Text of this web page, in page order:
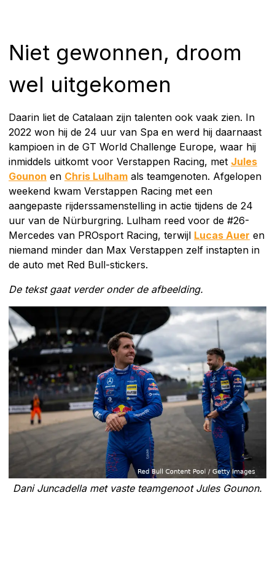
Niet gewonnen, droom
wel uitgekomen
Daarin liet de Catalaan zijn talenten ook vaak zien. In
2022 won hij de 24 uur van Spa en werd hij daarnaast
kampioen in de GT World Challenge Europe, waar hij
inmiddels uitkomt voor Verstappen Racing, met Jules
Gounon en Chris Lulham als teamgenoten. Afgelopen
weekend kwam Verstappen Racing met een
aangepaste rijderssamenstelling in actie tijdens de 24
uur van de Nürburgring. Lulham reed voor de #26-
Mercedes van PROsport Racing, terwijl Lucas Auer en
niemand minder dan Max Verstappen zelf instapten in
de auto met Red Bull-stickers.
De tekst gaat verder onder de afbeelding.
Dani Juncadella met vaste teamgenoot Jules Gounon.